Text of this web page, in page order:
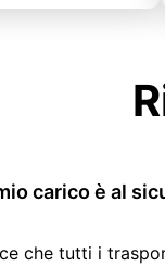
carico è al
che tutti i